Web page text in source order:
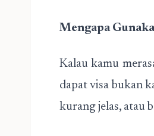
Mengapa
Kalau kamu
dapat visa bukan
kurang jelas, atau